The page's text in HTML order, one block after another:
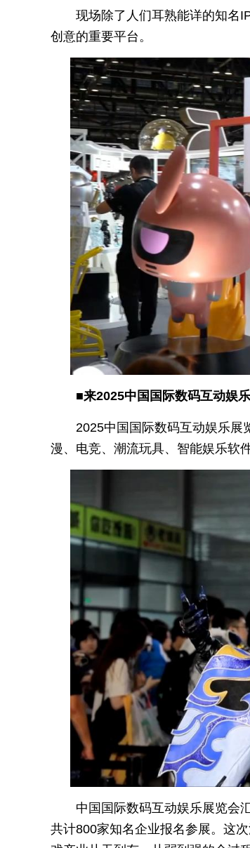
现场除了人们耳熟能详的知名
创意的重要平台。
■来2025中国国际数码互动娱
2025中国国际数码互动娱乐展
漫、电竞、潮流玩具、智能娱乐软
中国国际数码互动娱乐展览会
共计800家知名企业报名参展。这